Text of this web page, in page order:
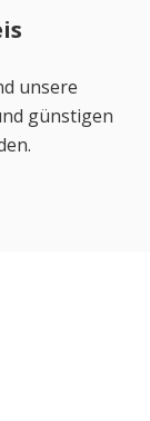
unsere
günstigen